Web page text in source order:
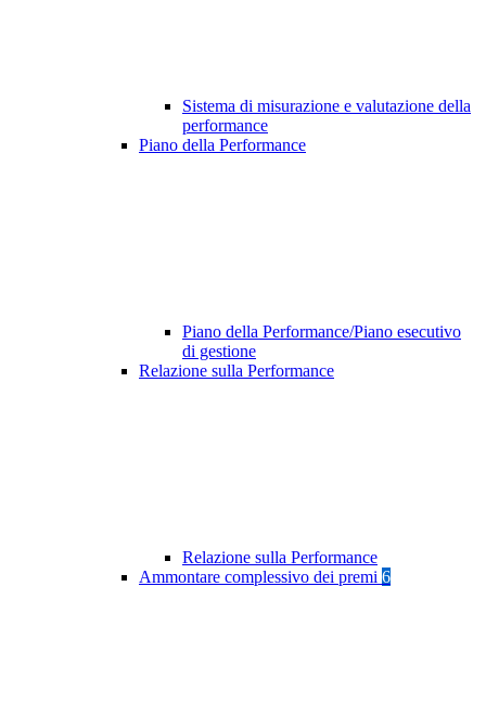
Sistema di misurazione e valutazione della
performance
Piano della Performance
Piano della Performance/Piano esecutivo
di gestione
Relazione sulla Performance
Relazione sulla Performance
Ammontare complessivo dei premi 6